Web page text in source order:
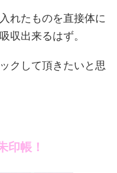
れたものを直接体に
収出来るはず。
クして頂きたいと思
印帳！